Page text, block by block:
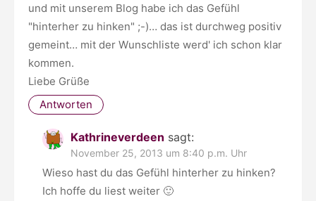
und mit unserem Blog habe ich das Gefühl
"hinterher zu hinken" ;-)… das ist durchweg positiv
gemeint… mit der Wunschliste werd' ich schon klar
kommen.
Liebe Grüße
Antworten
Kathrineverdeen sagt:
November 25, 2013 um 8:40 p.m. Uhr
Wieso hast du das Gefühl hinterher zu hinken?
Ich hoffe du liest weiter 🙂